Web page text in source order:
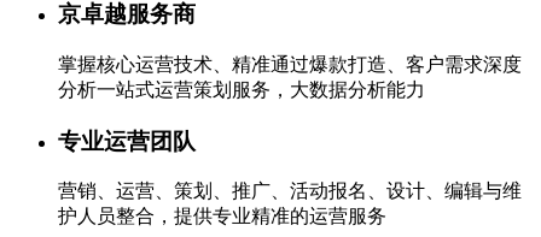
京卓越服务商
掌握核心运营技术、精准通过爆款打造、客户需求深度
分析一站式运营策划服务，大数据分析能力
专业运营团队
营销、运营、策划、推广、活动报名、设计、编辑与维
护人员整合，提供专业精准的运营服务